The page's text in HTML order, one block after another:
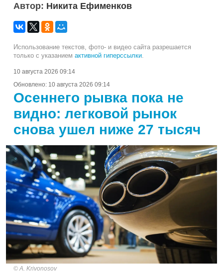
Автор: Никита Ефименков
Использование текстов, фото- и видео сайта разрешается
только с указанием активной гиперссылки
10 августа 2026 09:14
Обновлено: 10 августа 2026 09:14
Осеннего рывка пока не
видно: легковой рынок
снова ушел ниже 27 тысяч
A. Krivonosov